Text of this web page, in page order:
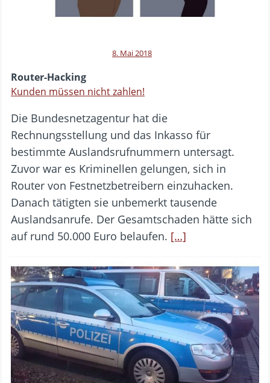
8. Mai 2018
Router-Hacking
Kunden müssen nicht zahlen!
Die Bundesnetzagentur hat die
Rechnungsstellung und das Inkasso für
bestimmte Auslandsrufnummern untersagt.
Zuvor war es Kriminellen gelungen, sich in
Router von Festnetzbetreibern einzuhacken.
Danach tätigten sie unbemerkt tausende
Auslandsanrufe. Der Gesamtschaden hätte sich
auf rund 50.000 Euro belaufen. […]